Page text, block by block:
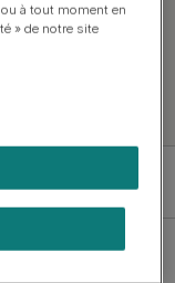
à tout moment en
» de notre site